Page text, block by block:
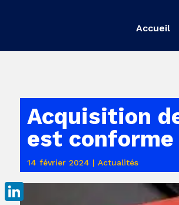
Accueil
Acquisition
est
14 février 2024 | Actualités